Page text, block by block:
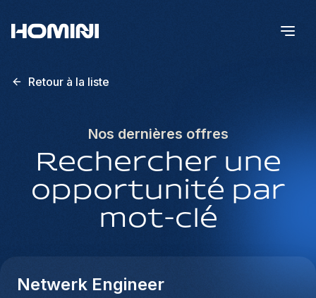
Retour à la liste
Nos dernières offres
Rechercher une
opportunité par
mot-clé
Netwerk Engineer